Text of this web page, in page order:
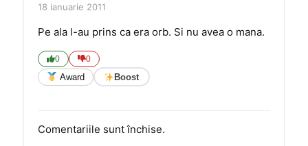
18 ianuarie 2011
Pe ala l-au prins ca era orb. Si nu avea o mana.
0 0
Award Boost
Comentariile sunt închise.